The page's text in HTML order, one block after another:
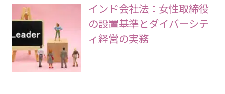
インド会社法：女性取締役
の設置基準とダイバーシテ
ィ経営の実務